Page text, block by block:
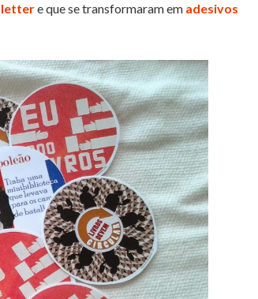
e que se transformaram em adesivos